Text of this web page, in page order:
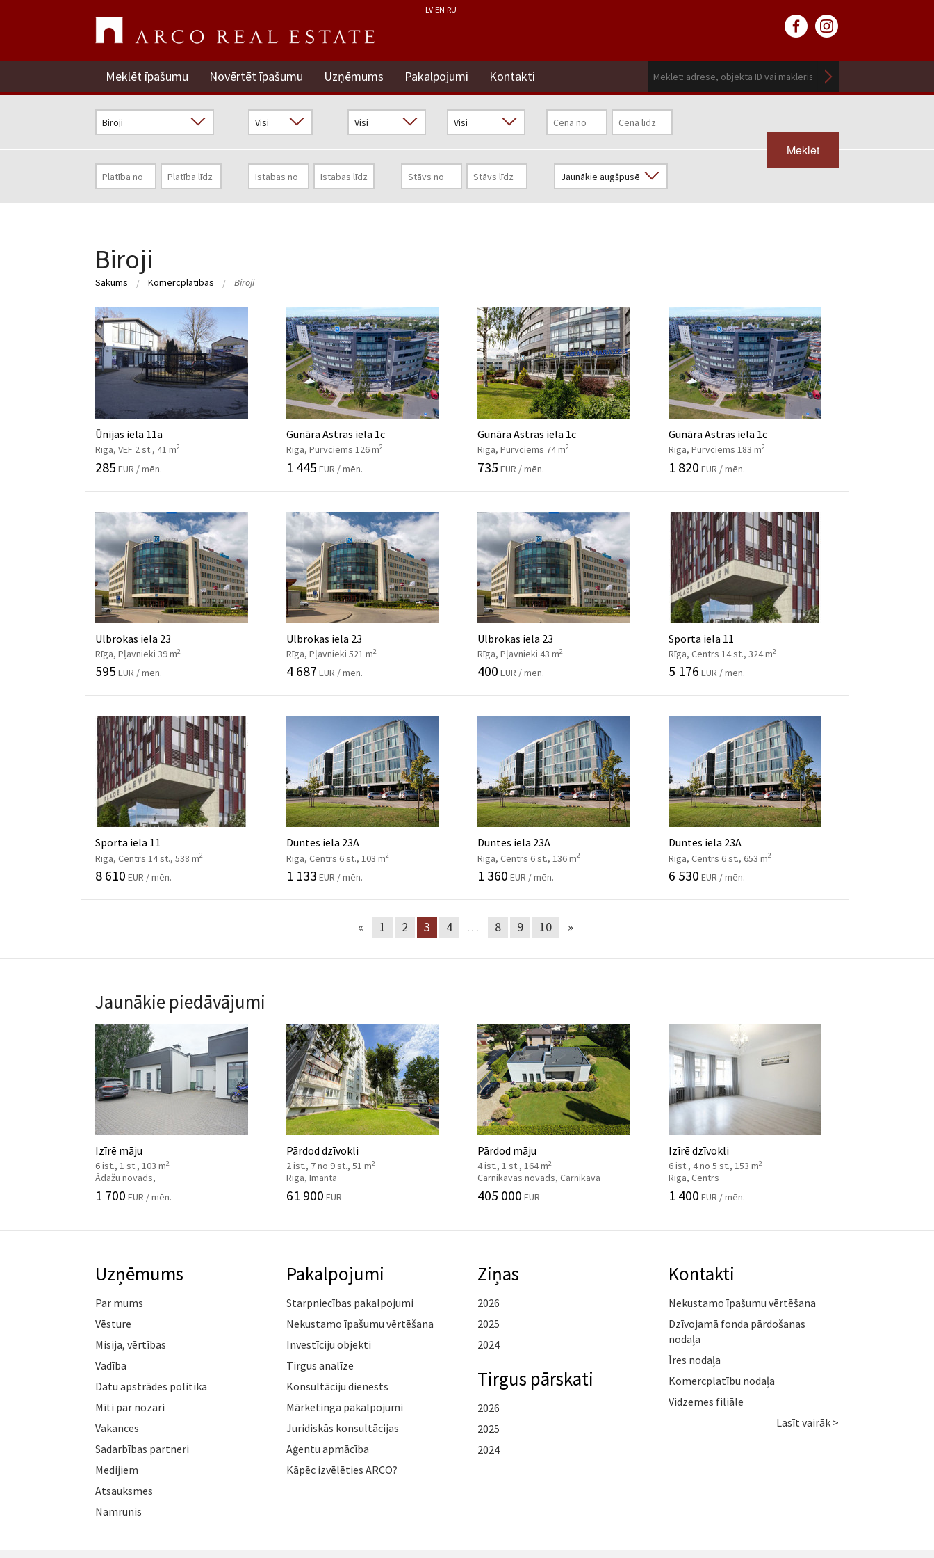
LV EN RU
Meklēt īpašumu Novērtēt īpašumu Uzņēmums Pakalpojumi Kontakti
Meklēt
Biroji
Sākums Komercplatības Biroji
Ūnijas iela 11a
Rīga, VEF 2 st., 41 m2
285 EUR / mēn.
Gunāra Astras iela 1c
Rīga, Purvciems 126 m2
1 445 EUR / mēn.
Gunāra Astras iela 1c
Rīga, Purvciems 74 m2
735 EUR / mēn.
Gunāra Astras iela 1c
Rīga, Purvciems 183 m2
1 820 EUR / mēn.
Ulbrokas iela 23
Rīga, Pļavnieki 39 m2
595 EUR / mēn.
Ulbrokas iela 23
Rīga, Pļavnieki 521 m2
4 687 EUR / mēn.
Ulbrokas iela 23
Rīga, Pļavnieki 43 m2
400 EUR / mēn.
Sporta iela 11
Rīga, Centrs 14 st., 324 m2
5 176 EUR / mēn.
Sporta iela 11
Rīga, Centrs 14 st., 538 m2
8 610 EUR / mēn.
Duntes iela 23A
Rīga, Centrs 6 st., 103 m2
1 133 EUR / mēn.
Duntes iela 23A
Rīga, Centrs 6 st., 136 m2
1 360 EUR / mēn.
Duntes iela 23A
Rīga, Centrs 6 st., 653 m2
6 530 EUR / mēn.
« 1 2 3 4 … 8 9 10 »
Jaunākie piedāvājumi
Izīrē māju
6 ist., 1 st., 103 m2
Ādažu novads,
1 700 EUR / mēn.
Pārdod dzīvokli
2 ist., 7 no 9 st., 51 m2
Rīga, Imanta
61 900 EUR
Pārdod māju
4 ist., 1 st., 164 m2
Carnikavas novads, Carnikava
405 000 EUR
Izīrē dzīvokli
6 ist., 4 no 5 st., 153 m2
Rīga, Centrs
1 400 EUR / mēn.
Uzņēmums
Par mums
Vēsture
Misija, vērtības
Vadība
Datu apstrādes politika
Mīti par nozari
Vakances
Sadarbības partneri
Medijiem
Atsauksmes
Namrunis
Pakalpojumi
Starpniecības pakalpojumi
Nekustamo īpašumu vērtēšana
Investīciju objekti
Tirgus analīze
Konsultāciju dienests
Mārketinga pakalpojumi
Juridiskās konsultācijas
Aģentu apmācība
Kāpēc izvēlēties ARCO?
Ziņas
2026
2025
2024
Tirgus pārskati
2026
2025
2024
Kontakti
Nekustamo īpašumu vērtēšana
Dzīvojamā fonda pārdošanas
nodaļa
Īres nodaļa
Komercplatību nodaļa
Vidzemes filiāle
Lasīt vairāk >